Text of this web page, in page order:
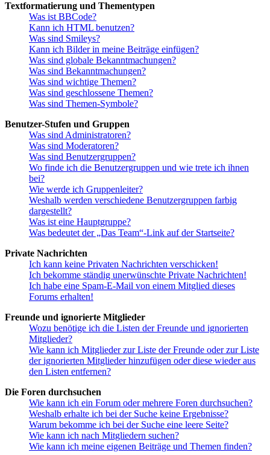
Textformatierung und Thementypen
Was ist BBCode?
Kann ich HTML benutzen?
Was sind Smileys?
Kann ich Bilder in meine Beiträge einfügen?
Was sind globale Bekanntmachungen?
Was sind Bekanntmachungen?
Was sind wichtige Themen?
Was sind geschlossene Themen?
Was sind Themen-Symbole?
Benutzer-Stufen und Gruppen
Was sind Administratoren?
Was sind Moderatoren?
Was sind Benutzergruppen?
Wo finde ich die Benutzergruppen und wie trete ich ihnen
bei?
Wie werde ich Gruppenleiter?
Weshalb werden verschiedene Benutzergruppen farbig
dargestellt?
Was ist eine Hauptgruppe?
Was bedeutet der „Das Team“-Link auf der Startseite?
Private Nachrichten
Ich kann keine Privaten Nachrichten verschicken!
Ich bekomme ständig unerwünschte Private Nachrichten!
Ich habe eine Spam-E-Mail von einem Mitglied dieses
Forums erhalten!
Freunde und ignorierte Mitglieder
Wozu benötige ich die Listen der Freunde und ignorierten
Mitglieder?
Wie kann ich Mitglieder zur Liste der Freunde oder zur Liste
der ignorierten Mitglieder hinzufügen oder diese wieder aus
den Listen entfernen?
Die Foren durchsuchen
Wie kann ich ein Forum oder mehrere Foren durchsuchen?
Weshalb erhalte ich bei der Suche keine Ergebnisse?
Warum bekomme ich bei der Suche eine leere Seite?
Wie kann ich nach Mitgliedern suchen?
Wie kann ich meine eigenen Beiträge und Themen finden?